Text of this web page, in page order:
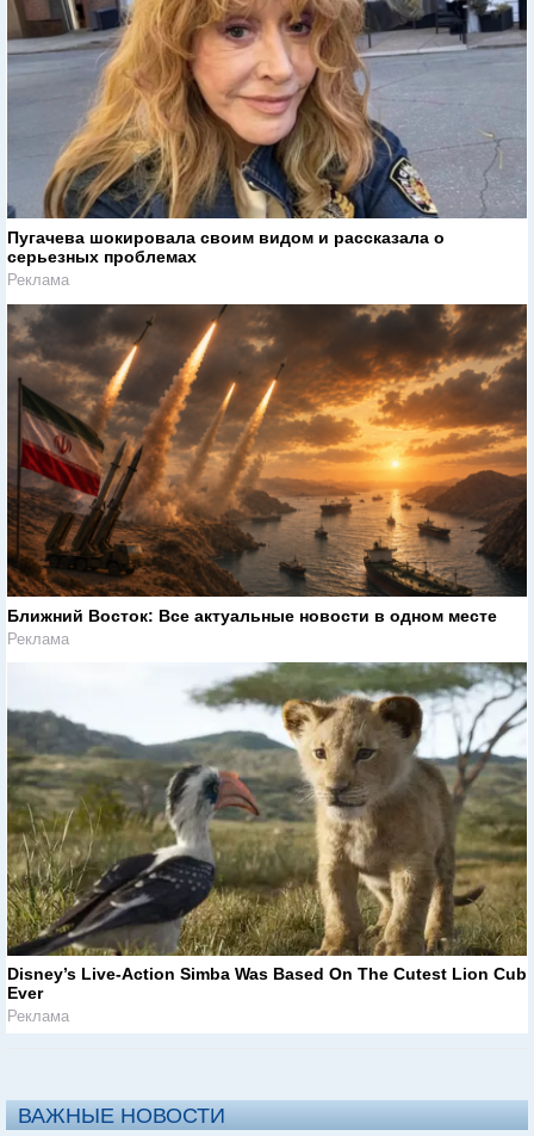
Пугачева шокировала своим видом и рассказала о
серьезных проблемах
Реклама
Ближний Восток: Все актуальные новости в одном месте
Реклама
Disney’s Live-Action Simba Was Based On The Cutest Lion Cub
Ever
Реклама
ВАЖНЫЕ НОВОСТИ